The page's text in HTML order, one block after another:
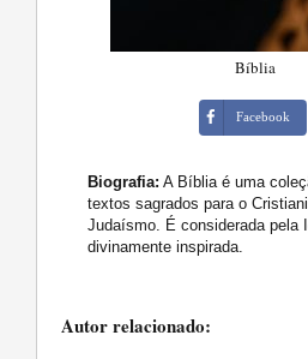
Bíblia
Facebook
Biografia: A Bíblia é uma
textos sagrados para o
Judaísmo. É considerada pela
divinamente inspirada.
Autor relacionado: